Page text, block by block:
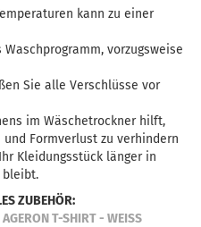
kann zu einer
vorzugsweise
Sie alle Verschlüsse vor
im Wäschetrockner hilft,
Formverlust zu verhindern
Kleidungsstück länger in
bleibt.
ZUBEHÖR:
T-SHIRT - WEISS